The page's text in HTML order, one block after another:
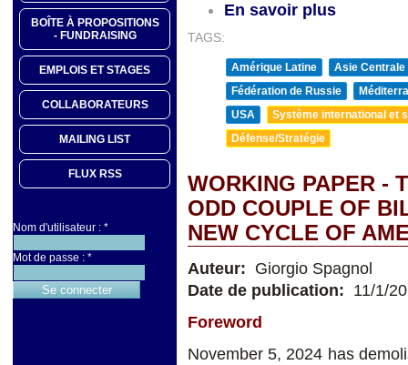
BOÎTE À PROPOSITIONS
- FUNDRAISING
EMPLOIS ET STAGES
COLLABORATEURS
MAILING LIST
FLUX RSS
Nom d'utilisateur : *
Mot de passe : *
En savoir plus
TAGS:
Amérique Latine
Asie Centrale
Fédération de Russie
USA
Système international et
Défense/Stratégie
WORKING PAPER -
ODD COUPLE OF
NEW CYCLE OF
Auteur: Giorgio Spagnol
Date de publication: 11/1/
Foreword
November 5, 2024 has